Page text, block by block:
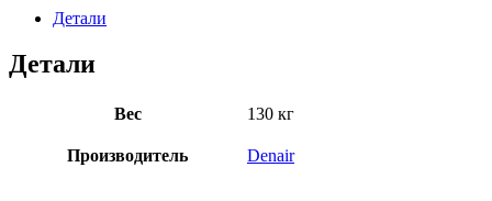
Детали
Детали
Вес 130 кг
Производитель Denair